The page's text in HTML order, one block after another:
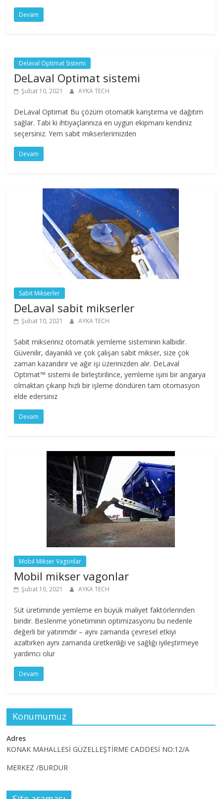
Devam
Delaval Optimat Sistemi
DeLaval Optimat sistemi
Şubat 10, 2021 AYKA TECH
DeLaval Optimat Bu çözüm otomatik karıştırma ve dağıtım
sağlar. Tabi ki ihtiyaçlarınıza en uygun ekipmanı kendiniz
seçersiniz. Yem sabit mikserlerimizden
Devam
Sabit Mikserler
DeLaval sabit mikserler
Şubat 10, 2021 AYKA TECH
Sabit mikseriniz otomatik yemleme sisteminin kalbidir.
Güvenilir, dayanıklı ve çok çalışan sabit mikser, size çok
zaman kazandırır ve ağır işi üzerinizden alır. DeLaval
Optimat™ sistemi ile birleştirilince, yemleme işini bir angarya
olmaktan çıkarıp hızlı bir işleme döndüren tam otomasyon
elde edersiniz
Devam
Mobil Mikser Vagonlar
Mobil mikser vagonlar
Şubat 10, 2021 AYKA TECH
Süt üretiminde yemleme en büyük maliyet faktörlerinden
biridir. Beslenme yönetiminin optimizasyonu bu nedenle
değerli bir yatırımdır – aynı zamanda çevresel etkiyi
azaltırken aynı zamanda üretkenliği ve sağlığı iyileştirmeye
yardımcı olur
Devam
Konumumuz
Adres
KONAK MAHALLESİ GÜZELLEŞTİRME CADDESİ NO:12/A
MERKEZ /BURDUR